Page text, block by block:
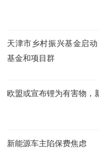
天津市乡村振兴基金启
基金和项目群
欧盟或宣布锂为有害物，
新能源车主陷保费焦虑